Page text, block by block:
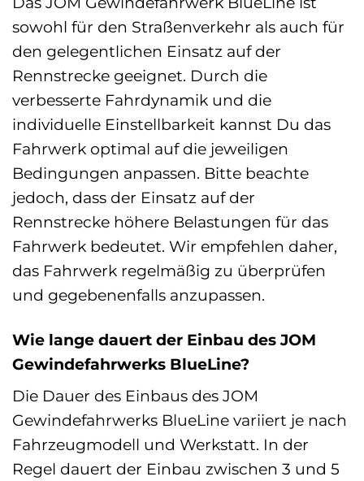
sowohl für den Straßenverkehr als auch für
den gelegentlichen Einsatz auf der
Rennstrecke geeignet. Durch die
verbesserte Fahrdynamik und die
individuelle Einstellbarkeit kannst Du das
Fahrwerk optimal auf die jeweiligen
Bedingungen anpassen. Bitte beachte
jedoch, dass der Einsatz auf der
Rennstrecke höhere Belastungen für das
Fahrwerk bedeutet. Wir empfehlen daher,
das Fahrwerk regelmäßig zu überprüfen
und gegebenenfalls anzupassen.
Wie lange dauert der Einbau des JOM
Gewindefahrwerks BlueLine?
Die Dauer des Einbaus des JOM
Gewindefahrwerks BlueLine variiert je nach
Fahrzeugmodell und Werkstatt. In der
Regel dauert der Einbau zwischen 3 und 5